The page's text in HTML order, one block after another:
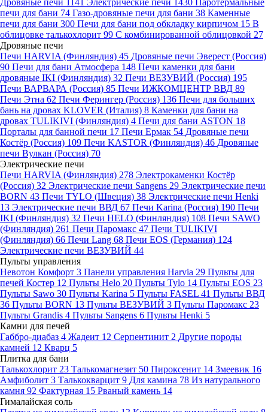
Дровяные печи 1141 Электрические печи 1430 Паротермальные
печи для бани 74 Газо-дровяные печи для бани 38 Каменные
печи для бани 300 Печи для бани под обкладку кирпичом 15 В
облицовке талькохлорит 99 С комбинированной облицовкой 27
Дровяные печи
Печи HARVIA (Финляндия) 45 Дровяные печи Эверест (Россия)
90 Печи для бани Атмосфера 148 Печи каменки для бани
дровяные IKI (Финляндия) 32 Печи ВЕЗУВИЙ (Россия) 195
Печи ВАРВАРА (Россия) 85 Печи ИЖКОМЦЕНТР ВВД 89
Печи Этна 62 Печи Ферингер (Россия) 136 Печи для больших
бань на дровах KLOVER (Италия) 8 Каменки для бани на
дровах TULIKIVI (Финляндия) 4 Печи для бани ASTON 18
Порталы для банной печи 17 Печи Ермак 54 Дровяные печи
Костёр (Россия) 109 Печи KASTOR (Финляндия) 46 Дровяные
печи Вулкан (Россия) 70
Электрические печи
Печи HARVIA (Финляндия) 278 Электрокаменки Костёр
(Россия) 32 Электрические печи Sangens 29 Электрические печи
BORN 43 Печи TYLO (Швеция) 38 Электрические печи Henki
13 Электрические печи ВВД 67 Печи Karina (Россия) 190 Печи
IKI (Финляндия) 32 Печи HELO (Финляндия) 108 Печи SAWO
(Финляндия) 261 Печи Паромакс 47 Печи TULIKIVI
(Финляндия) 66 Печи Lang 68 Печи EOS (Германия) 124
Электрические печи ВЕЗУВИЙ 44
Пульты управления
Невотон Комфорт 3 Панели управления Harvia 29 Пульты для
печей Костер 12 Пульты Helo 20 Пульты Tylo 14 Пульты EOS 23
Пульты Sawo 30 Пульты Karina 5 Пульты FASEL 41 Пульты ВВД
36 Пульты BORN 13 Пульты ВЕЗУВИЙ 3 Пульты Паромакс 23
Пульты Grandis 4 Пульты Sangens 6 Пульты Henki 5
Камни для печей
Габбро-диабаз 4 Жадеит 12 Серпентинит 2 Другие породы
камней 12 Кварц 5
Плитка для бани
Талькохлорит 23 Талькомагнезит 50 Пироксенит 14 Змеевик 16
Амфиболит 3 Талькокварцит 9 Для камина 78 Из натурального
камня 92 Фактурная 15 Рваный камень 14
Гималайская соль